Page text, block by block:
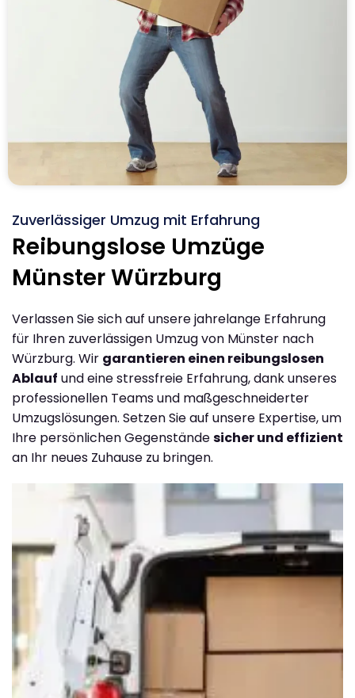
Zuverlässiger Umzug mit Erfahrung
Reibungslose Umzüge
Münster Würzburg
Verlassen Sie sich auf unsere jahrelange Erfahrung
für Ihren zuverlässigen Umzug von Münster nach
Würzburg. Wir garantieren einen reibungslosen
Ablauf und eine stressfreie Erfahrung, dank unseres
professionellen Teams und maßgeschneiderter
Umzugslösungen. Setzen Sie auf unsere Expertise, um
Ihre persönlichen Gegenständesicher und effizient
an Ihr neues Zuhause zu bringen.